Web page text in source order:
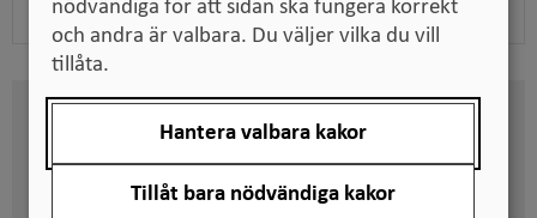
Här kan du se på vilken nivå
svenska kvalifikationer är
placerade
nödvändiga för att sidan ska fungera korrekt
och andra är valbara. Du väljer vilka du vill
tillåta.
Hantera valbara kakor
Tillåt bara nödvändiga kakor